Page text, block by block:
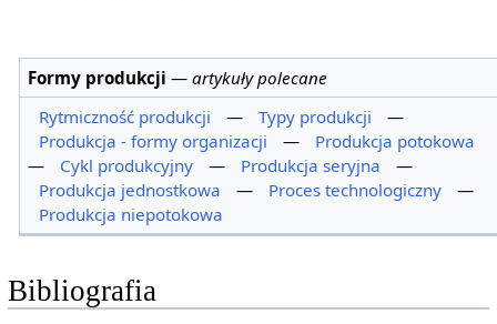
Formy produkcji —artykuły polecane
Rytmiczność produkcji
— Typy produkcji
—
Produkcja - formy organizacji
—
Produkcja potokowa
—
Cykl produkcyjny — Produkcja seryjna
—
Produkcja jednostkowa
— Proces technologiczny
—
Produkcja niepotokowa
Bibliografia